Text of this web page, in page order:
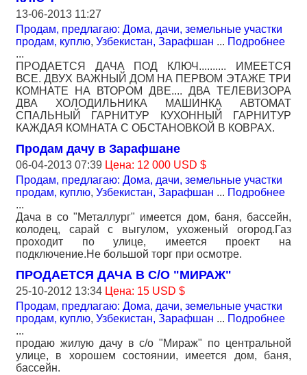
13-06-2013 11:27
Продам, предлагаю: Дома, дачи, земельные участки
продам, куплю, Узбекистан, Зарафшан ... Подробнее
...
ПРОДАЕТСЯ ДАЧА ПОД КЛЮЧ.......... ИМЕЕТСЯ
ВСЕ. ДВУХ ВАЖНЫЙ ДОМ НА ПЕРВОМ ЭТАЖЕ ТРИ
КОМНАТЕ НА ВТОРОМ ДВЕ.... ДВА ТЕЛЕВИЗОРА
ДВА ХОЛОДИЛЬНИКА МАШИНКА АВТОМАТ
СПАЛЬНЫЙ ГАРНИТУР КУХОННЫЙ ГАРНИТУР
КАЖДАЯ КОМНАТА С ОБСТАНОВКОЙ В КОВРАХ.
Продам дачу в Зарафшане
06-04-2013 07:39 Цена: 12 000 USD $
Продам, предлагаю: Дома, дачи, земельные участки
продам, куплю, Узбекистан, Зарафшан ... Подробнее
...
Дача в со "Металлург" имеется дом, баня, бассейн,
колодец, сарай с выгулом, ухоженый огород.Газ
проходит по улице, имеется проект на
подключение.Не большой торг при осмотре.
ПРОДАЕТСЯ ДАЧА В С/О "МИРАЖ"
25-10-2012 13:34 Цена: 15 USD $
Продам, предлагаю: Дома, дачи, земельные участки
продам, куплю, Узбекистан, Зарафшан ... Подробнее
...
продаю жилую дачу в с/о "Мираж" по центральной
улице, в хорошем состоянии, имеется дом, баня,
бассейн.